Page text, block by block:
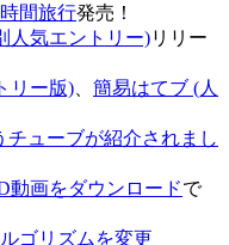
間旅行発売！
人気エントリー)リリー
リー版)
簡易はてブ (人
チューブが紹介されまし
動画をダウンロードで
ゴリズムを変更